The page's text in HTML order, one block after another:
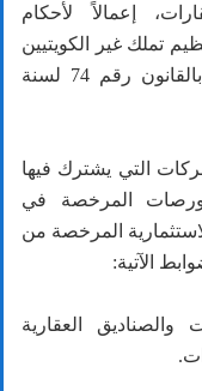
إعمالاً لأحكام
بالقانون رقم 74 لسنة 1979 بتنظيم تملك غير الكويتيين
للعقارات، مع مراعاة أحكام المرسوم بالقانون رقم 74 لسنة
التي يشترك فيها
المرخصة في
المرخصة من
الآتية:
العقارية